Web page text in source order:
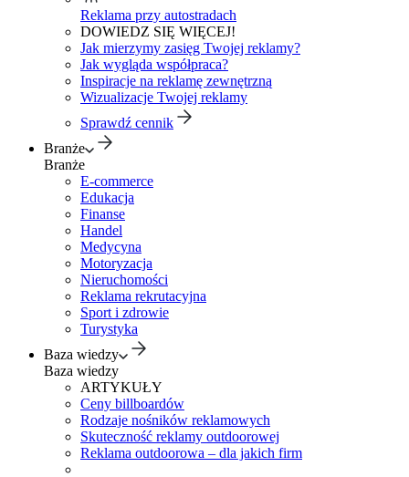
Reklama przy autostradach
DOWIEDZ SIĘ WIĘCEJ!
Jak mierzymy zasięg Twojej reklamy?
Jak wygląda współpraca?
Inspiracje na reklamę zewnętrzną
Wizualizacje Twojej reklamy
Sprawdź cennik
Branże
Branże
E-commerce
Edukacja
Finanse
Handel
Medycyna
Motoryzacja
Nieruchomości
Reklama rekrutacyjna
Sport i zdrowie
Turystyka
Baza wiedzy
Baza wiedzy
ARTYKUŁY
Ceny billboardów
Rodzaje nośników reklamowych
Skuteczność reklamy outdoorowej
Reklama outdoorowa – dla jakich firm